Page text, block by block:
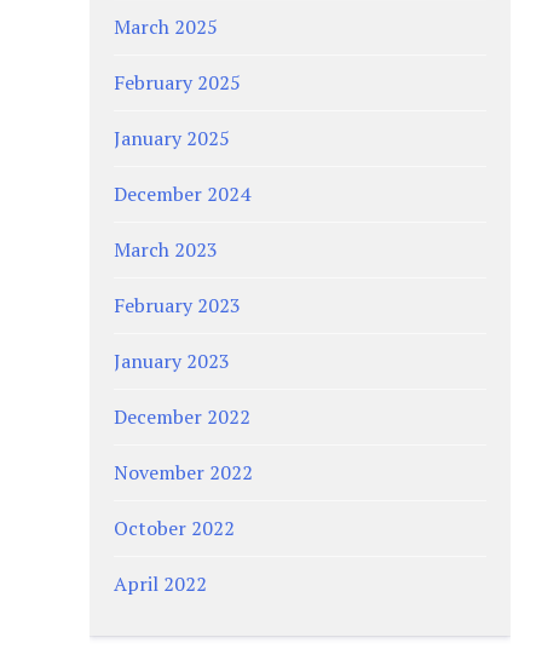
March 2025
February 2025
January 2025
December 2024
March 2023
February 2023
January 2023
December 2022
November 2022
October 2022
April 2022